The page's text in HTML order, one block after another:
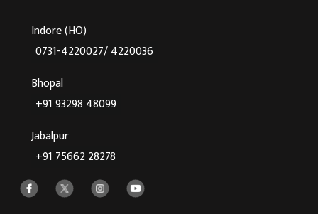
Indore (HO)
0731-4220027/ 4220036
Bhopal
+91 93298 48099
Jabalpur
+91 75662 28278